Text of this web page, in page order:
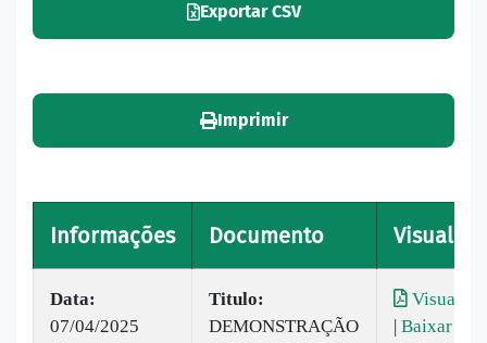
Exportar CSV
Imprimir
Informações Documento
Data:
07/04/2025
Titulo:
DEMONSTRAÇÃO
| Baixar